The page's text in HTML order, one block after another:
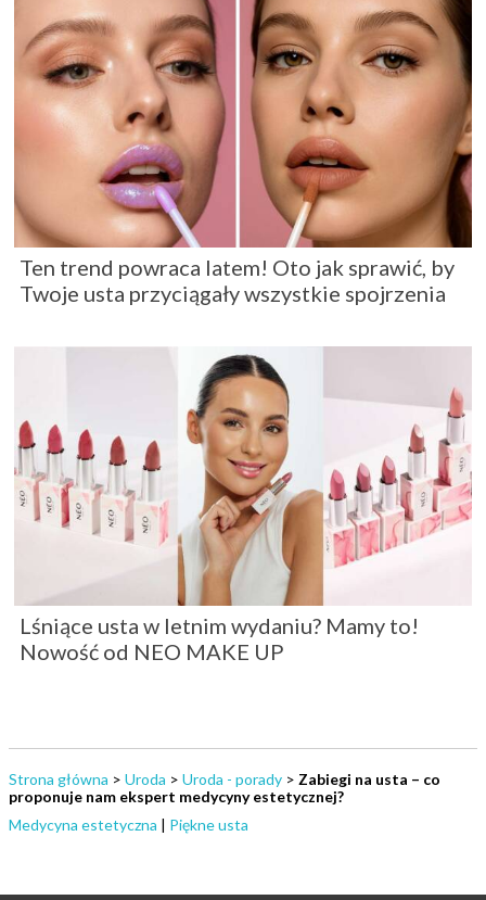
Ten trend powraca latem! Oto jak sprawić, by
Twoje usta przyciągały wszystkie spojrzenia
Lśniące usta w letnim wydaniu? Mamy to!
Nowość od NEO MAKE UP
Strona główna > Uroda > Uroda - porady > Zabiegi na usta – co
proponuje nam ekspert medycyny estetycznej?
Medycyna estetyczna | Piękne usta